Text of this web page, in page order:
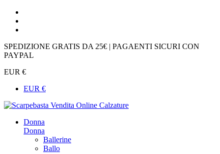
SPEDIZIONE GRATIS DA 25€ | PAGAENTI SICURI CON
PAYPAL
EUR €
EUR €
Donna
Donna
Ballerine
Ballo